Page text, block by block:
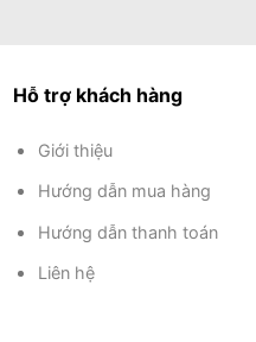
Hỗ trợ khách hàng
Giới thiệu
Hướng dẫn mua hàng
Hướng dẫn thanh toán
Liên hệ